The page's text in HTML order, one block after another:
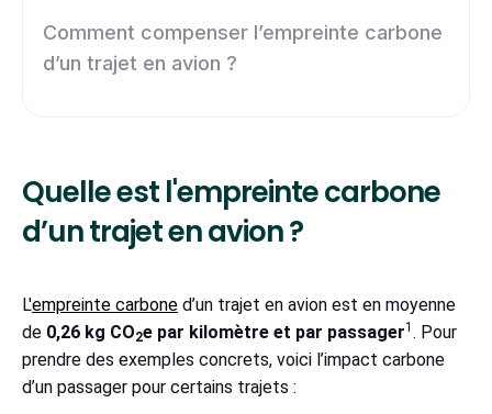
Comment compenser l’empreinte carbone
d’un trajet en avion ?
Quelle est l'empreinte carbone
d’un trajet en avion ?
L'empreinte carbone d’un trajet en avion est en moyenne
de 0,26 kg CO2e par kilomètre et par passager1 . Pour
prendre des exemples concrets, voici l’impact carbone
d’un passager pour certains trajets :